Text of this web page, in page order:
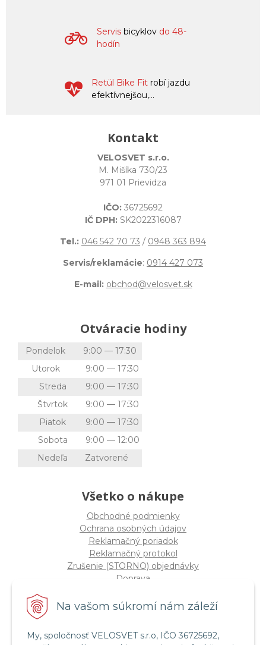
Na vašom súkromí nám záleží
My, spoločnosť VELOSVET s.r.o, IČO 36725692,
Servis bicyklov do 48-
hodín
Retül Bike Fit robí jazdu
efektívnejšou,...
Kontakt
VELOSVET s.r.o.
M. Mišíka 730/23
971 01 Prievidza
IČO: 36725692
IČ DPH: SK2022316087
Tel.: 046 542 70 73 / 0948 363 894
Servis/reklamácie: 0914 427 073
E-mail: obchod@velosvet.sk
Otváracie hodiny
Pondelok
9:00 — 17:30
Utorok
9:00 — 17:30
Streda
9:00 — 17:30
Štvrtok
9:00 — 17:30
Piatok
9:00 — 17:30
Sobota
9:00 — 12:00
Nedeľa
Zatvorené
Všetko o nákupe
Obchodné podmienky
Ochrana osobných údajov
Reklamačný poriadok
Reklamačný protokol
Zrušenie (STORNO) objednávky
Doprava
Štatút súťaže "Vianoce 2025"
Servis a služby